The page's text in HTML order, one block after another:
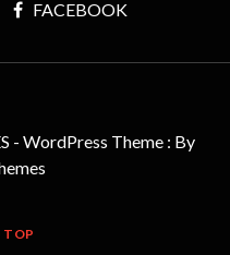
FACEBOOK
- WordPress Theme : By
TOP